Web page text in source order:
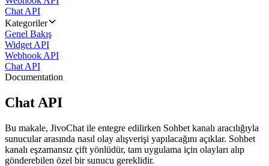
Chat API
Kategoriler
Genel Bakış
Widget API
Webhook API
Chat API
Documentation
Chat API
Bu makale, JivoChat ile entegre edilirken Sohbet kanalı aracılığıyla
sunucular arasında nasıl olay alışverişi yapılacağını açıklar. Sohbet
kanalı eşzamansız çift yönlüdür, tam uygulama için olayları alıp
gönderebilen özel bir sunucu gereklidir.